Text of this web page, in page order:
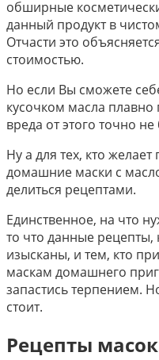
обширные
данный продукт в
Отчасти это
стоимостью.
Но если Вы сможете
кусочком масла
вреда от этого точно не
Ну а для тех, кто
домашние маски с
делиться рецептами.
Единственное, на что
то что данные рецепты,
изысканы, и тем, кто
маскам домашнего
запастись терпением.
стоит.
Рецепты